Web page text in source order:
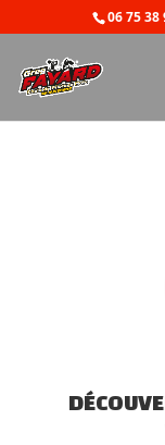
06 75 38